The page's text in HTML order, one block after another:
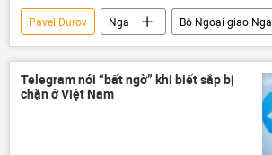
Pavel Durov Nga
Bộ Ngoại giao Nga
Maria Zakharova
Emmanuel Macron
Romania
Pháp
Telegram
cuộc bầu cử tổng thống
Telegram nói “bất ngờ” khi biết sắp bị
chặn ở Việt Nam